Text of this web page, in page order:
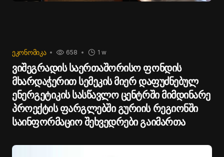
ᲔᲙᲝᲜᲝᲛᲘᲙᲐ 1 w
658
ვიშეგრადის საერთაშორისო ფონდის
მხარდაჭერით სემეკის მიერ დაფუძნებულ
ენერგეტიკის სასწავლო ცენტრში მიმდინარე
პროექტის ფარგლებში გურიის რეგიონში
საინფორმაციო შეხვედრები გაიმართა